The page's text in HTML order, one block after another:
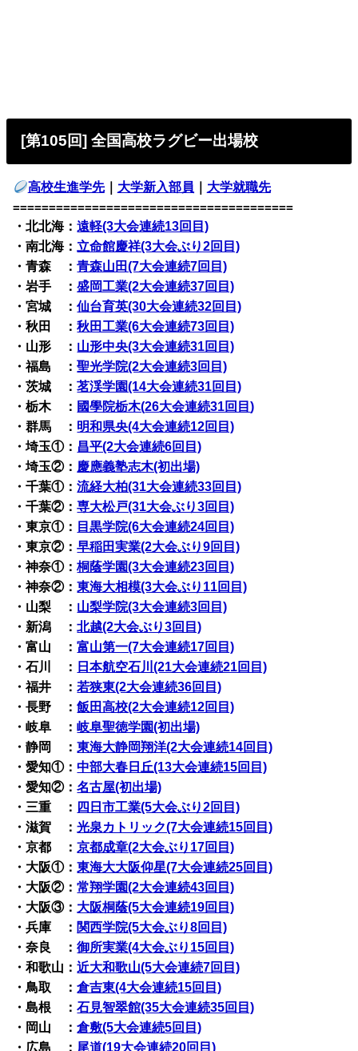
[第105回] 全国高校ラグビー出場校
高校生進学先｜ 大学新入部員 大学就職先
=======================================
・北北海：遠軽(3大会連続13回目)
・南北海： 立命館慶祥(3大会ぶり2回目)
・青森 ：青森山田(7大会連続7回目)
・岩手 ：盛岡工業(2大会連続37回目)
・宮城 ：仙台育英(30大会連続32回目)
・秋田 ：秋田工業(6大会連続73回目)
・山形 ： 山形中央(3大会連続31回目)
・福島 ：聖光学院(2大会連続3回目)
・茨城 ：茗渓学園(14大会連続31回目)
・栃木 ： 國學院栃木(26大会連続31回目)
・群馬 ： 明和県央(4大会連続12回目)
・埼玉①： 昌平(2大会連続6回目)
・埼玉②： 慶應義塾志木(初出場)
・千葉①：流経大柏(31大会連続33回目)
・千葉②：専大松戸(31大会ぶり3回目)
・東京①： 目黒学院(6大会連続24回目)
・東京②：早稲田実業(2大会ぶり9回目)
・神奈①：桐蔭学園(3大会連続23回目)
・神奈②：東海大相模(3大会ぶり11回目)
・山梨 ： 山梨学院(3大会連続3回目)
・新潟 ：北越(2大会ぶり3回目)
・富山 ：富山第一(7大会連続17回目)
・石川 ： 日本航空石川(21大会連続21回目)
・福井 ：若狭東(2大会連続36回目)
・長野 ：飯田高校(2大会連続12回目)
・岐阜 ：岐阜聖徳学園(初出場)
・静岡 ：東海大静岡翔洋(2大会連続14回目)
・愛知①：中部大春日丘(13大会連続15回目)
・愛知②：名古屋(初出場)
・三重 ： 四日市工業(5大会ぶり2回目)
・滋賀 ：光泉カトリック(7大会連続15回目)
・京都 ：京都成章(2大会ぶり17回目)
・大阪①：東海大大阪仰星(7大会連続25回目)
・大阪②：常翔学園(2大会連続43回目)
・大阪③： 大阪桐蔭(5大会連続19回目)
・兵庫 ： 関西学院(5大会ぶり8回目)
・奈良 ：御所実業(4大会ぶり15回目)
・和歌山：近大和歌山(5大会連続7回目)
・鳥取 ：倉吉東(4大会連続15回目)
・島根 ：石見智翠館(35大会連続35回目)
・岡山 ：倉敷(5大会連続5回目)
・広島 ： 尾道(19大会連続20回目)